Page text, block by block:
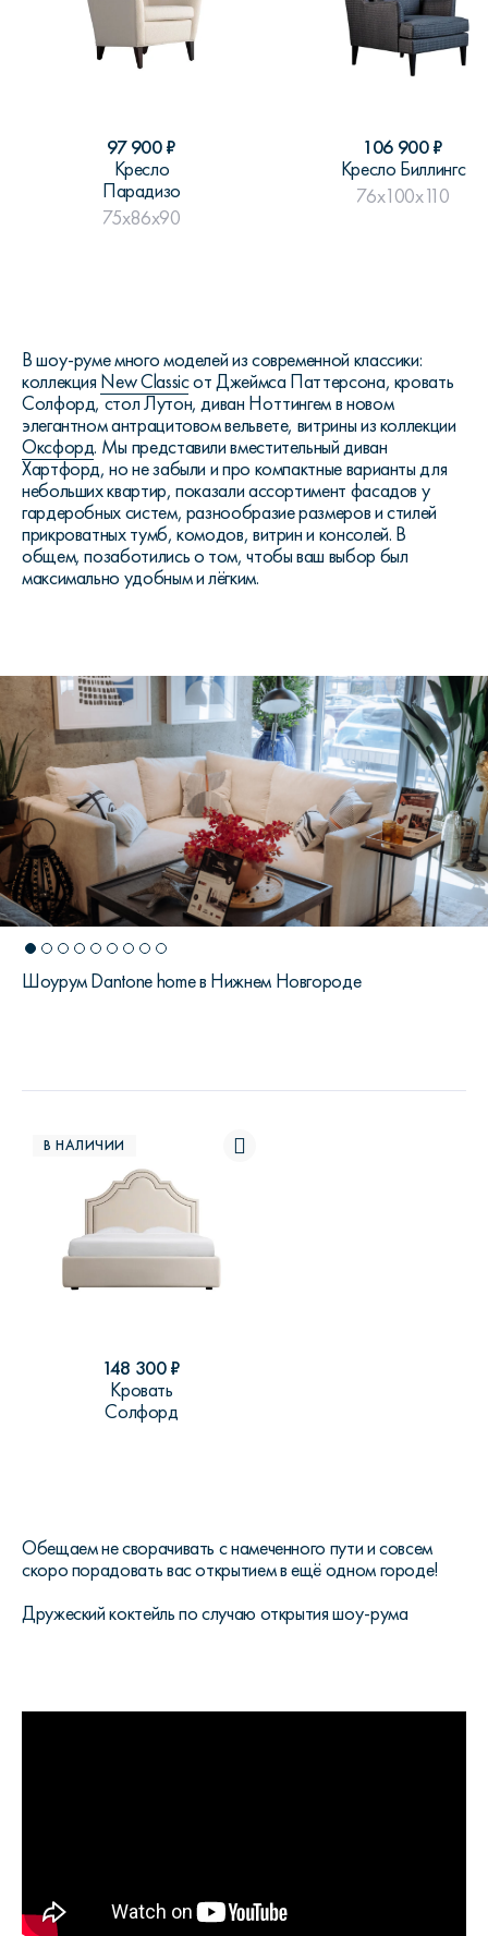
97 900₽
Кресло
Парадизо
75x86x90
106 900₽
Кресло Биллингс
76x100x110
В шоу-руме много моделей из современной классики:
коллекция New Classicот Джеймса Паттерсона, кровать
Солфорд, стол Лутон, диван Ноттингем в новом
элегантном антрацитовом вельвете, витрины из коллекции
Оксфорд. Мы представили вместительный диван
Хартфорд, но не забыли и про компактные варианты для
небольших квартир, показали ассортимент фасадов у
гардеробных систем, разнообразие размеров и стилей
прикроватных тумб, комодов, витрин и консолей. В
общем, позаботились о том, чтобы ваш выбор был
максимально удобным и лёгким.
Шоурум Dantone home в Нижнем Новгороде
В НАЛИЧИИ
148 300₽
Кровать
Солфорд
Обещаем не сворачивать с намеченного пути и совсем
скоро порадовать вас открытием в ещё одном городе!
Дружеский коктейль по случаю открытия шоу-рума